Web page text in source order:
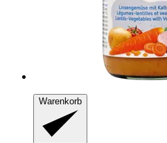
Warenkorb